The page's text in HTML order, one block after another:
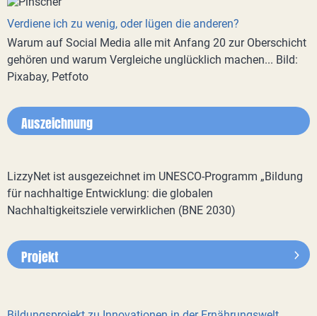
Verdiene ich zu wenig, oder lügen die anderen?
Warum auf Social Media alle mit Anfang 20 zur Oberschicht
gehören und warum Vergleiche unglücklich machen... Bild:
Pixabay, Petfoto
Auszeichnung
LizzyNet ist ausgezeichnet im UNESCO-Programm „Bildung
für nachhaltige Entwicklung: die globalen
Nachhaltigkeitsziele verwirklichen (BNE 2030)
Projekt